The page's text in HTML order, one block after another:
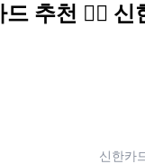
추천 👉🏻
신한카